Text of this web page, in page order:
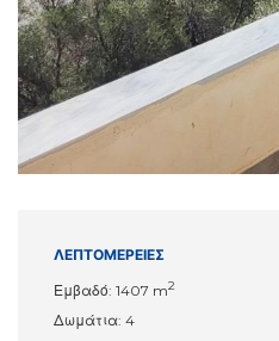
ΛΕΠΤΟΜΈΡΕΙΕΣ
Εμβαδό: 1407 m2
Δωμάτια: 4